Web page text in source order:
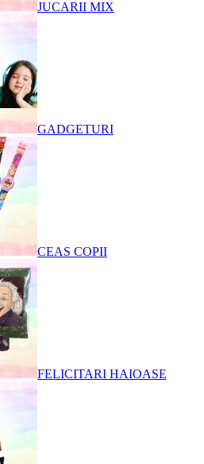
JUCARII MIX
GADGETURI
CEAS COPII
FELICITARI HAIOASE